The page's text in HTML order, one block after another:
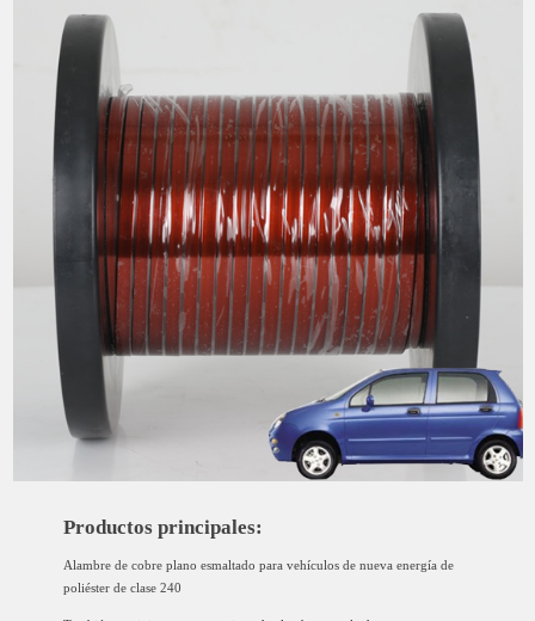
Productos principales:
Alambre de cobre plano esmaltado para vehículos de nueva energía de
poliéster de clase 240